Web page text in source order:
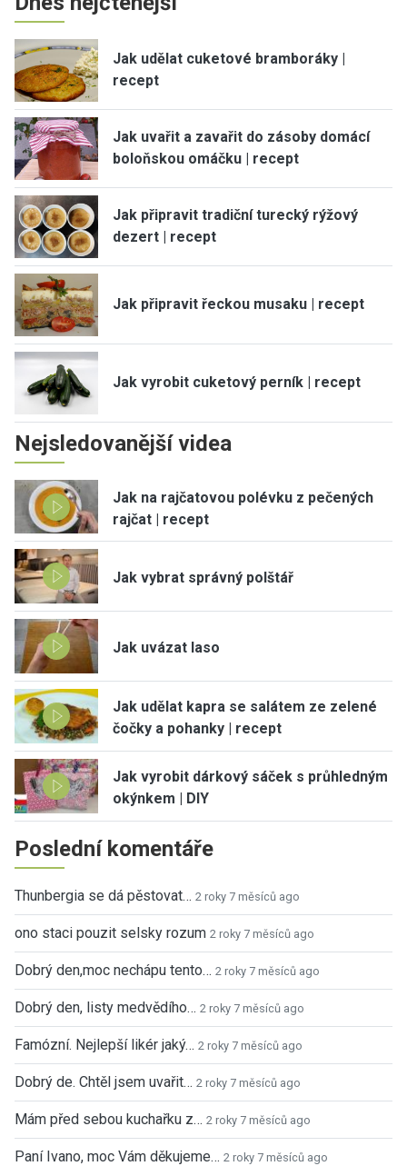
Jak udělat cuketové bramboráky |
recept
Jak uvařit a zavařit do zásoby domácí
boloňskou omáčku | recept
Jak připravit tradiční turecký rýžový
dezert | recept
Jak připravit řeckou musaku | recept
Jak vyrobit cuketový perník | recept
Nejsledovanější videa
Jak na rajčatovou polévku z pečených
rajčat | recept
Jak vybrat správný polštář
Jak uvázat laso
Jak udělat kapra se salátem ze zelené
čočky a pohanky | recept
Jak vyrobit dárkový sáček s průhledným
okýnkem | DIY
Poslední komentáře
Thunbergia se dá pěstovat… 2 roky 7 měsíců ago
ono staci pouzit selsky rozum 2 roky 7 měsíců ago
Dobrý den,moc nechápu tento… 2 roky 7 měsíců ago
Dobrý den, listy medvědího… 2 roky 7 měsíců ago
Famózní. Nejlepší likér jaký… 2 roky 7 měsíců ago
Dobrý de. Chtěl jsem uvařit… 2 roky 7 měsíců ago
Mám před sebou kuchařku z… 2 roky 7 měsíců ago
Paní Ivano, moc Vám děkujeme… 2 roky 7 měsíců ago